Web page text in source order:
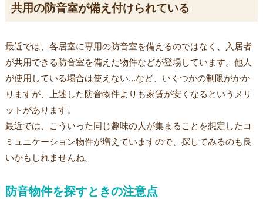
共用の防音室が備え付けられている
最近では、各居室に専用の防音室を備えるのではなく、入居者
が共用できる防音室を備えた物件などが登場しています。他人
が使用している場合は使えない…など、いくつかの制限がかか
りますが、上述した防音物件よりも家賃が安くなるというメリ
ットがあります。
最近では、こういった同じ趣味の人が集まることを想定したコ
ミュニケーション物件が増えていますので、探してみるのも良
いかもしれませんね。
防音物件を探すときの注意点